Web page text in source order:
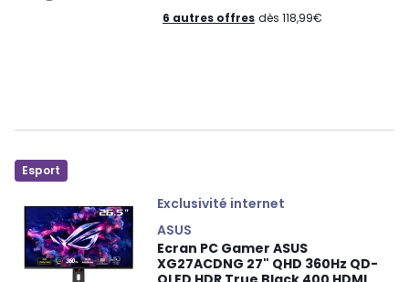
6 autres offres dès 118,99€
Esport
Exclusivité internet
ASUS
Ecran PC Gamer ASUS
XG27ACDNG 27" QHD 360Hz QD-